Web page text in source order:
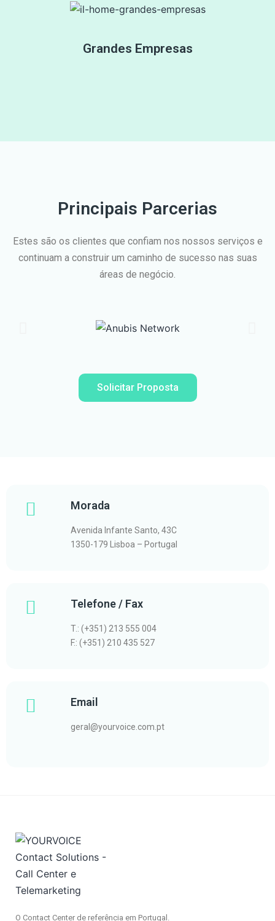
Grandes Empresas
Principais Parcerias
Estes são os clientes que confiam nos nossos serviços e
continuam a construir um caminho de sucesso nas suas
áreas de negócio.
Solicitar Proposta
Morada
Avenida Infante Santo, 43C
1350-179 Lisboa – Portugal
Telefone / Fax
T.: (+351) 213 555 004
F.: (+351) 210 435 527
Email
geral@yourvoice.com.pt
O Contact Center de referência em Portugal.